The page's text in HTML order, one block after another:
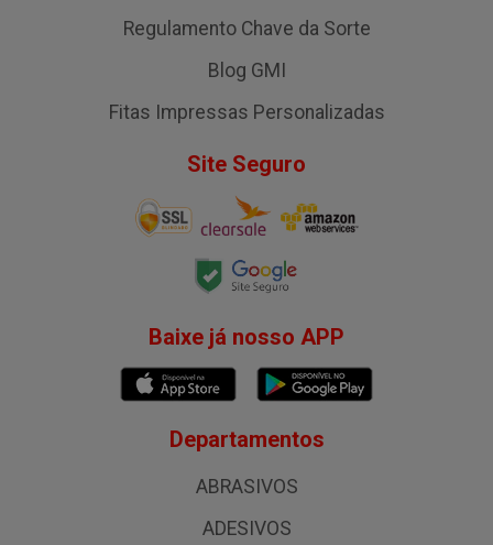
Regulamento Chave da Sorte
Blog GMI
Fitas Impressas Personalizadas
Site Seguro
Baixe já nosso APP
Departamentos
ABRASIVOS
ADESIVOS